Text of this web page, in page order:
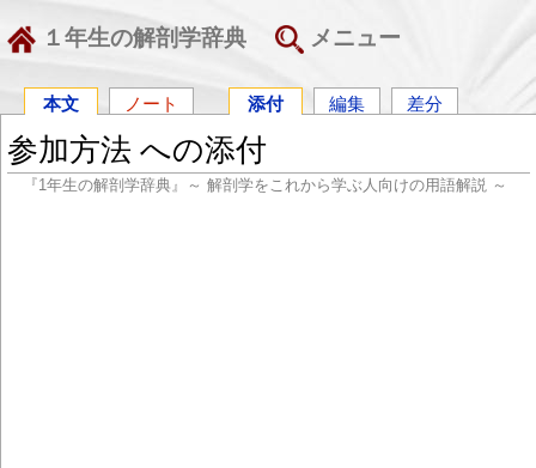
１年生の解剖学辞典 メニュー
本文 ノート 添付 編集 差分
参加方法 への添付
『1年生の解剖学辞典』～ 解剖学をこれから学ぶ人向けの用語解説 ～